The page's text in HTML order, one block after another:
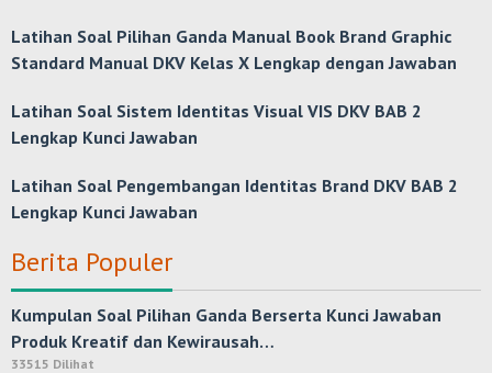
Latihan Soal Pilihan Ganda Manual Book Brand Graphic
Standard Manual DKV Kelas X Lengkap dengan Jawaban
Latihan Soal Sistem Identitas Visual VIS DKV BAB 2
Lengkap Kunci Jawaban
Latihan Soal Pengembangan Identitas Brand DKV BAB 2
Lengkap Kunci Jawaban
Berita Populer
Kumpulan Soal Pilihan Ganda Berserta Kunci Jawaban
Produk Kreatif dan Kewirausah…
33515 Dilihat